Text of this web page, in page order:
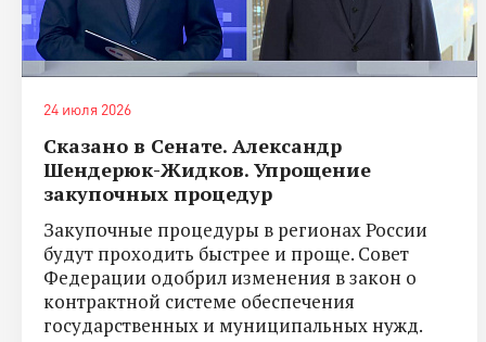
24 июля 2026
Сказано в Сенате. Александр
Шендерюк-Жидков. Упрощение
закупочных процедур
Закупочные процедуры в регионах России
будут проходить быстрее и проще. Совет
Федерации одобрил изменения в закон о
контрактной системе обеспечения
государственных и муниципальных нужд.